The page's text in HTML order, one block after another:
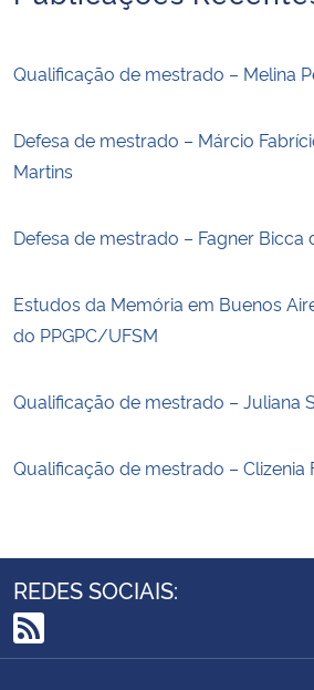
Qualificação de mestrado – Melina
Defesa de mestrado – Márcio
Martins
Defesa de mestrado – Fagner Bicca
Estudos da Memória em Buenos
do PPGPC/UFSM
Qualificação de mestrado – Juliana
Qualificação de mestrado – Clizenia
REDES SOCIAIS:
RSS